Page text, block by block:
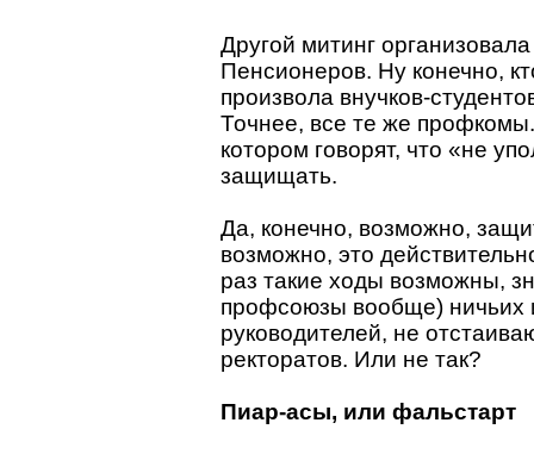
Другой митинг
Пенсионеров. Ну конечно,
произвола внучков-
Точнее, все те же
котором говорят, что «не
защищать.
Да, конечно, возможно,
возможно, это
раз такие ходы возможны,
профсоюзы вообще) ничьих
руководителей, не
ректоратов. Или не так?
Пиар-асы, или фальстарт